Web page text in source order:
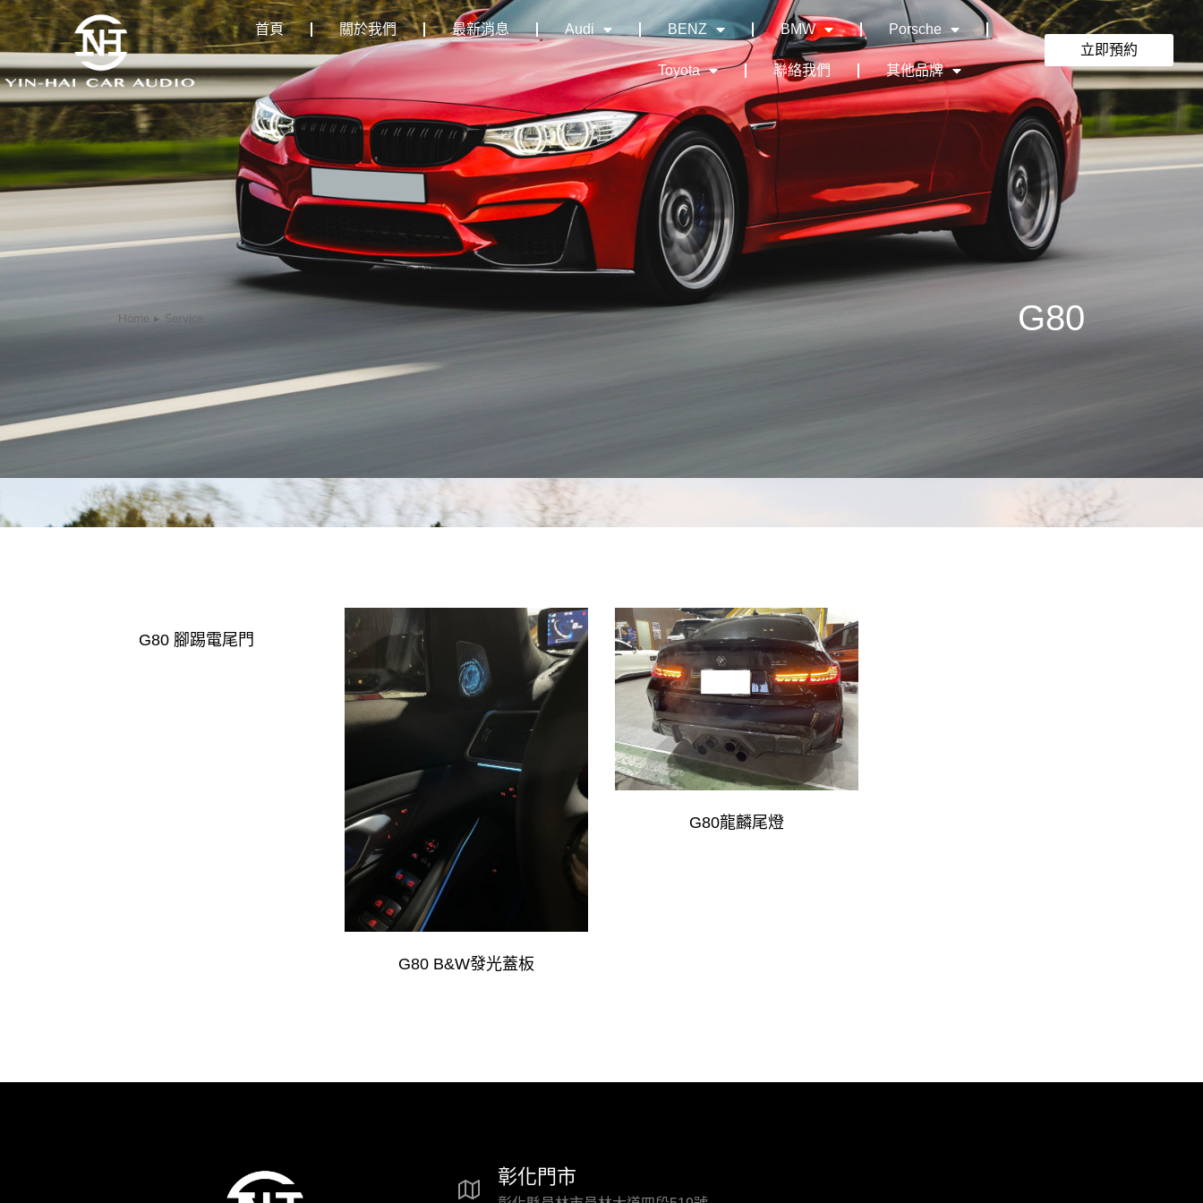
首頁 關於我們 最新消息 Audi BENZ BMW Porsche
Toyota 聯絡我們 其他品牌
立即預約
You are here:
Home Service G80
G80 腳踢電尾門
G80 B&W發光蓋板
G80龍麟尾燈
彰化門市